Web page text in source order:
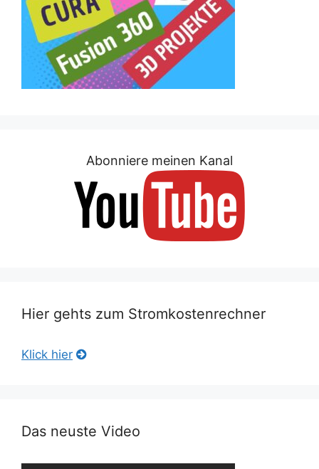
Abonniere meinen Kanal
Hier gehts zum Stromkostenrechner
Klick hier
Das neuste Video